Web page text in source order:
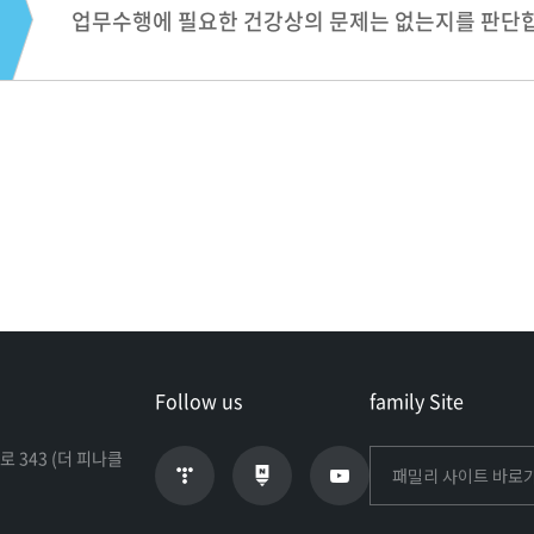
업무수행에 필요한 건강상의 문제는 없는지를 판단
343 (더 피나클
Follow us family Site
패밀리 사이트 바로